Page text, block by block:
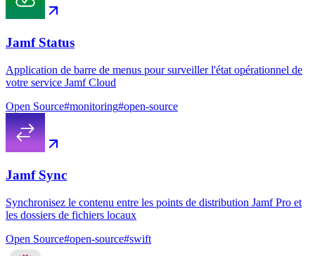
Jamf Status
Application de barre de menus pour surveiller l'état opérationnel de
votre service Jamf Cloud
Open Source#monitoring#open-source
Jamf Sync
Synchronisez le contenu entre les points de distribution Jamf Pro et
les dossiers de fichiers locaux
Open Source#open-source#swift